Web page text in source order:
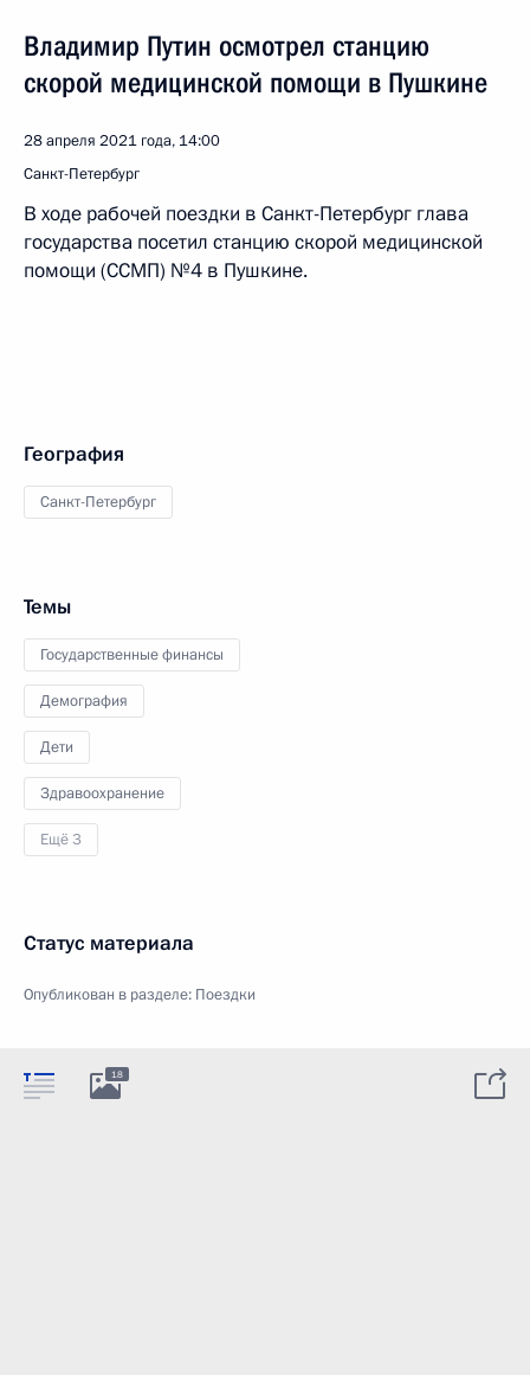
Владимир Путин осмотрел станцию
скорой медицинской помощи в Пушкине
28 апреля 2021 года, 14:00
Санкт-Петербург
В ходе рабочей поездки в Санкт-Петербург глава
государства посетил станцию скорой медицинской
помощи (ССМП) №4 в Пушкине.
География
Санкт-Петербург
Темы
Государственные финансы
Демография
Дети
Здравоохранение
Ещё 3
Статус материала
Опубликован в разделе: Поездки
18